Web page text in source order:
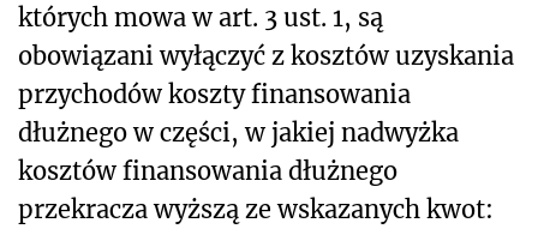
których mowa w art. 3 ust. 1, są
obowiązani wyłączyć z kosztów uzyskania
przychodów koszty finansowania
dłużnego w części, w jakiej nadwyżka
kosztów finansowania dłużnego
przekracza wyższą ze wskazanych kwot: